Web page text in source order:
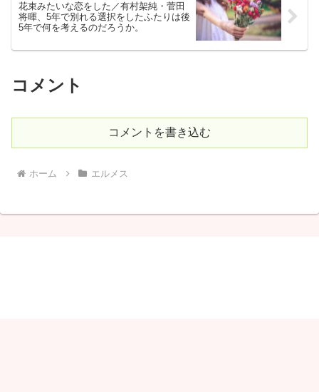
花束みたいな恋をした／有村架純・菅田
将暉、5年で別れる選択をしたふたりは後
5年で何を考えるのだろうか。
コメント
コメントを書き込む
ホーム エルメス